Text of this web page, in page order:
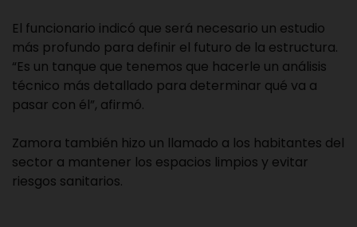
El funcionario indicó que será necesario un estudio
más profundo para definir el futuro de la estructura.
“Es un tanque que tenemos que hacerle un análisis
técnico más detallado para determinar qué va a
pasar con él”, afirmó.
Zamora también hizo un llamado a los habitantes del
sector a mantener los espacios limpios y evitar
riesgos sanitarios.